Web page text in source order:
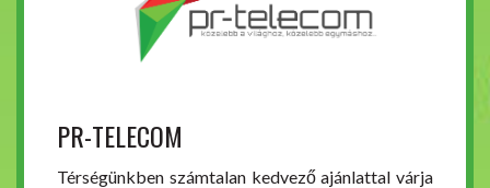
PR-TELECOM
Térségünkben számtalan kedvező ajánlattal várja